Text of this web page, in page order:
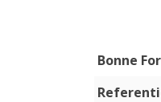
Bonne